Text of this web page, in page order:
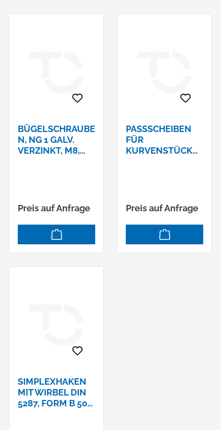
BÜGELSCHRAUBE
N, NG 1 GALV.
VERZINKT, M8,
Preis auf Anfrage
PASSSCHEIBEN F
ÜR K
URVENSTÜCK G
Preis auf Anfrage
SIMPLEXHAKEN
MIT WIRBEL DIN
5287, FORM B 50